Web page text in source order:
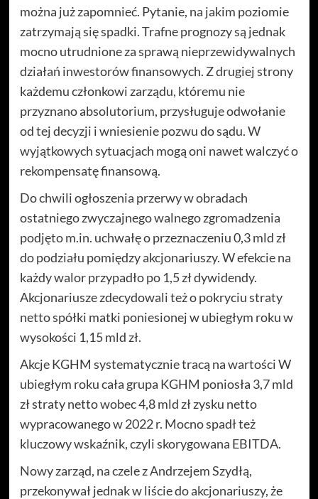
można już zapomnieć. Pytanie, na jakim poziomie
zatrzymają się spadki. Trafne prognozy są jednak
mocno utrudnione za sprawą nieprzewidywalnych
działań inwestorów finansowych. Z drugiej strony
każdemu członkowi zarządu, któremu nie
przyznano absolutorium, przysługuje odwołanie
od tej decyzji i wniesienie pozwu do sądu. W
wyjątkowych sytuacjach mogą oni nawet walczyć o
rekompensatę finansową.
Do chwili ogłoszenia przerwy w obradach
ostatniego zwyczajnego walnego zgromadzenia
podjęto m.in. uchwałę o przeznaczeniu 0,3 mld zł
do podziału pomiędzy akcjonariuszy. W efekcie na
każdy walor przypadło po 1,5 zł dywidendy.
Akcjonariusze zdecydowali też o pokryciu straty
netto spółki matki poniesionej w ubiegłym roku w
wysokości 1,15 mld zł.
Akcje KGHM systematycznie tracą na wartości W
ubiegłym roku cała grupa KGHM poniosła 3,7 mld
zł straty netto wobec 4,8 mld zł zysku netto
wypracowanego w 2022 r. Mocno spadł też
kluczowy wskaźnik, czyli skorygowana EBITDA.
Nowy zarząd, na czele z Andrzejem Szydłą,
przekonywał jednak w liście do akcjonariuszy, że